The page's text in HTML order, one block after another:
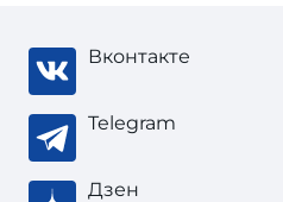
Вконтакте
Telegram
Дзен